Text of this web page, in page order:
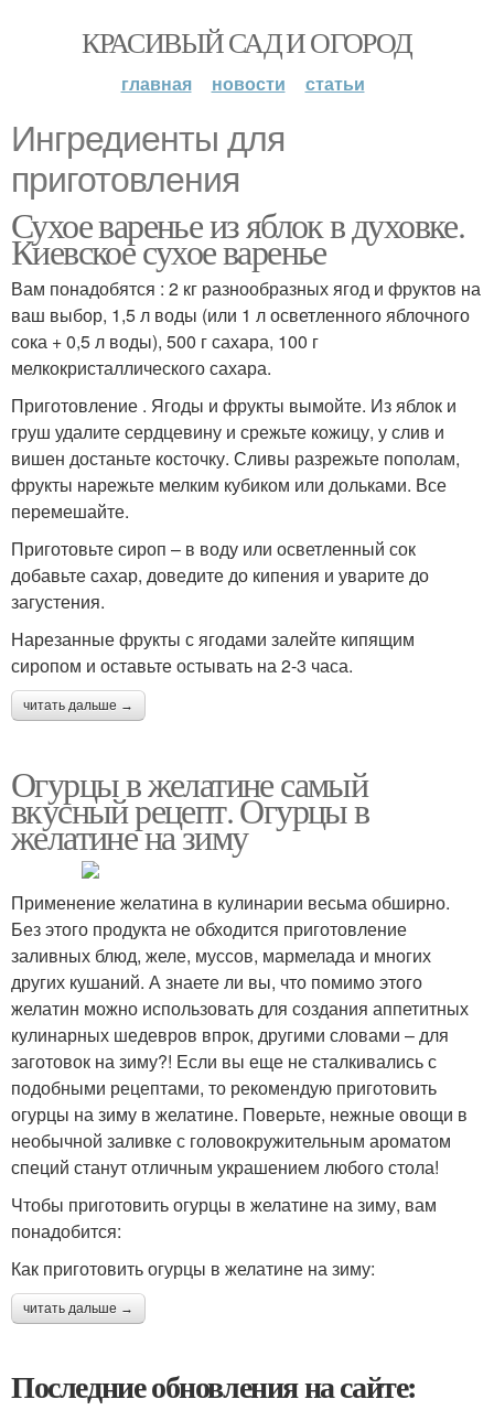
КРАСИВЫЙ САД И ОГОРОД
главная новости статьи
Ингредиенты для
приготовления
Сухое варенье из яблок в духовке.
Киевское сухое варенье
Вам понадобятся : 2 кг разнообразных ягод и фруктов на
ваш выбор, 1,5 л воды (или 1 л осветленного яблочного
сока + 0,5 л воды), 500 г сахара, 100 г
мелкокристаллического сахара.
Приготовление . Ягоды и фрукты вымойте. Из яблок и
груш удалите сердцевину и срежьте кожицу, у слив и
вишен достаньте косточку. Сливы разрежьте пополам,
фрукты нарежьте мелким кубиком или дольками. Все
перемешайте.
Приготовьте сироп – в воду или осветленный сок
добавьте сахар, доведите до кипения и уварите до
загустения.
Нарезанные фрукты с ягодами залейте кипящим
сиропом и оставьте остывать на 2-3 часа.
читать дальше →
Огурцы в желатине самый
вкусный рецепт. Огурцы в
желатине на зиму
Применение желатина в кулинарии весьма обширно.
Без этого продукта не обходится приготовление
заливных блюд, желе, муссов, мармелада и многих
других кушаний. А знаете ли вы, что помимо этого
желатин можно использовать для создания аппетитных
кулинарных шедевров впрок, другими словами – для
заготовок на зиму?! Если вы еще не сталкивались с
подобными рецептами, то рекомендую приготовить
огурцы на зиму в желатине. Поверьте, нежные овощи в
необычной заливке с головокружительным ароматом
специй станут отличным украшением любого стола!
Чтобы приготовить огурцы в желатине на зиму, вам
понадобится:
Как приготовить огурцы в желатине на зиму:
читать дальше →
Последние обновления на сайте: